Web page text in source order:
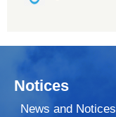
Notices
News and Notices